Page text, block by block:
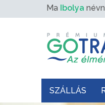
Ma Ibolya
SZÁLLÁS